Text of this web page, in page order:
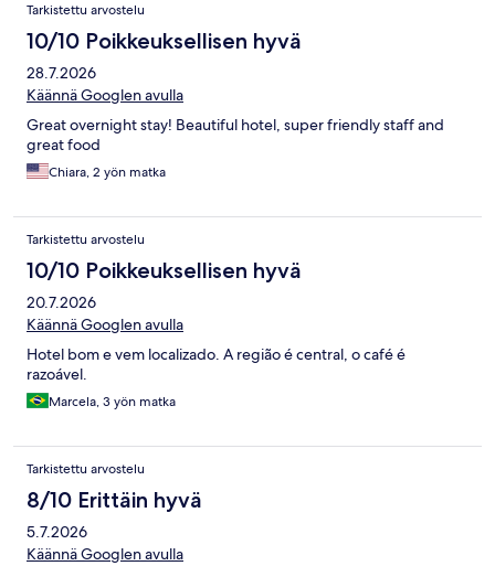
Tarkistettu arvostelu
10/10 Poikkeuksellisen hyvä
28.7.2026
Käännä Googlen avulla
Great overnight stay! Beautiful hotel, super friendly staff and
great food
Chiara, 2 yön matka
Tarkistettu arvostelu
10/10 Poikkeuksellisen hyvä
20.7.2026
Käännä Googlen avulla
Hotel bom e vem localizado. A região é central, o café é
razoável.
Marcela, 3 yön matka
Tarkistettu arvostelu
8/10 Erittäin hyvä
5.7.2026
Käännä Googlen avulla